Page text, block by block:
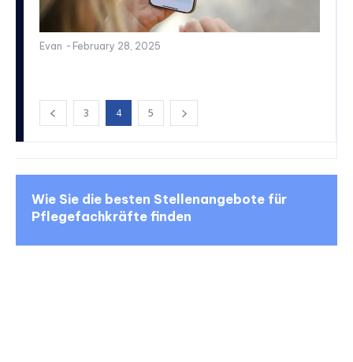
Evan - February 28, 2025
3 4 5
Wie Sie die besten Stellenangebote für
Pflegefachkräfte finden